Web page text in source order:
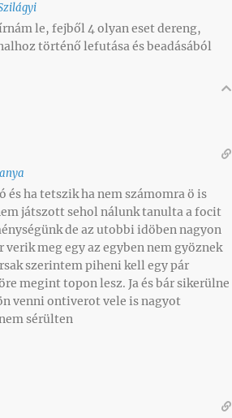
le, fejből 4 olyan eset dereng,
történő lefutása és beadásából
és ha tetszik ha nem számomra ö is
játszott sehol nálunk tanulta a focit
de az utobbi idöben nagyon
meg egy az egyben nem gyöznek
szerintem piheni kell egy pár
megint topon lesz. Ja és bár sikerülne
venni ontiverot vele is nagyot
sérülten